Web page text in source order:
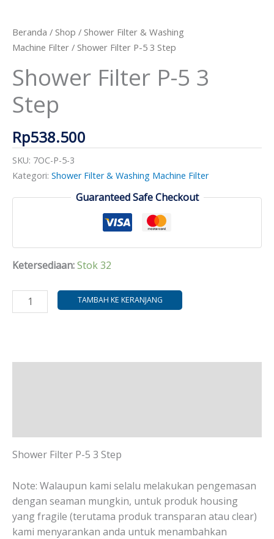
Beranda / Shop / Shower Filter & Washing
Machine Filter / Shower Filter P-5 3 Step
Shower Filter P-5 3
Step
Rp538.500
SKU: 7OC-P-5-3
Kategori: Shower Filter & Washing Machine Filter
Guaranteed Safe Checkout
Ketersediaan:Stok 32
3
Step
TAMBAH KE KERANJANG
Shower Filter P-5 3 Step
Note: Walaupun kami selalu melakukan pengemasan
dengan seaman mungkin, untuk produk housing
yang fragile (terutama produk transparan atau clear)
kami menyarankan anda untuk menambahkan